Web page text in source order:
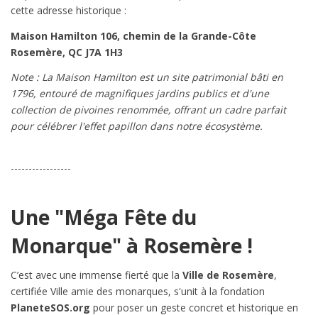
cette adresse historique :
Maison Hamilton 106, chemin de la Grande-Côte
Rosemère, QC J7A 1H3
Note : La Maison Hamilton est un site patrimonial bâti en
1796, entouré de magnifiques jardins publics et d'une
collection de pivoines renommée, offrant un cadre parfait
pour célébrer l'effet papillon dans notre écosystème.
-----------------
Une "Méga Fête du
Monarque" à Rosemère !
C’est avec une immense fierté que la Ville de Rosemère,
certifiée Ville amie des monarques, s'unit à la fondation
PlaneteSOS.org pour poser un geste concret et historique en